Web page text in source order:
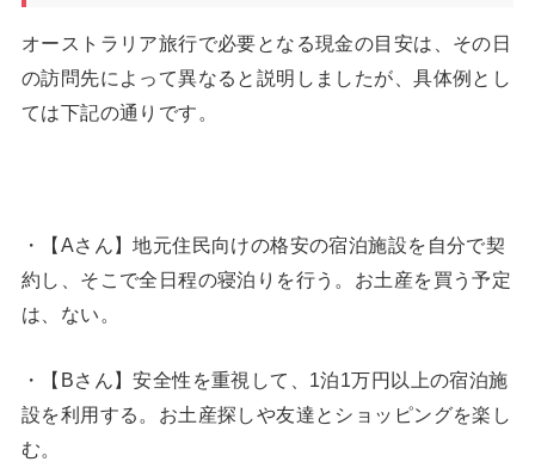
オーストラリア旅行で必要となる現金の目安は、その日
の訪問先によって異なると説明しましたが、具体例とし
ては下記の通りです。
・【Aさん】地元住民向けの格安の宿泊施設を自分で契
約し、そこで全日程の寝泊りを行う。お土産を買う予定
は、ない。
・【Bさん】安全性を重視して、1泊1万円以上の宿泊施
設を利用する。お土産探しや友達とショッピングを楽し
む。